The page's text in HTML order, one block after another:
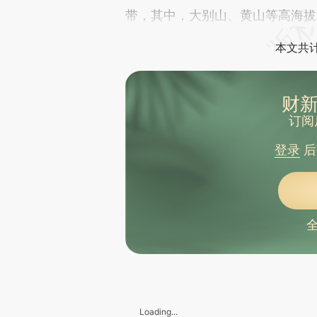
带，其中，大别山、黄山等高海
本文共
财
订阅
登录后
Loading...